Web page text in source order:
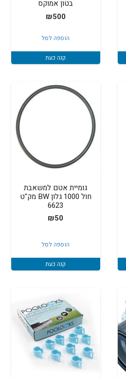
בטון אמוקס
₪500
הוספה לסל
קנה כעת
גומיית אטם למשאבת
חול 1000 גלון BW מק"ט
6623
₪50
הוספה לסל
קנה כעת